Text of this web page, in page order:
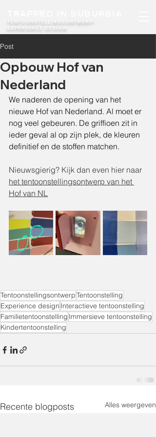
TENTOONSTELLINGSONTWERP -
EXPERIENCE DESIGN​
Post
Opbouw Hof van
Nederland
We naderen de opening van het
nieuwe Hof van Nederland. Al moet er
nog veel gebeuren. De griffioen zit in
ieder geval al op zijn plek, de kleuren
definitief en de stoffen matchen.
Nieuwsgierig? Kijk dan even hier naar
het tentoonstellingsontwerp van het
Hof van NL
TentoonstellingsontwerpTentoonstelling
Experience design Interactieve tentoonstelling
Familietentoonstelling Immersieve tentoonstelling
Kindertentoonstelling
Recente blogposts Alles weergeven